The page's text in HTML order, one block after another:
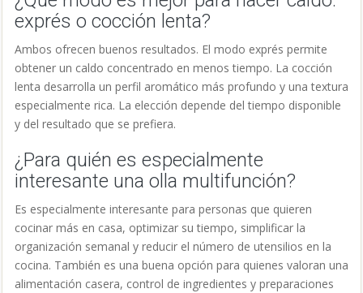
exprés o cocción lenta?
Ambos ofrecen buenos resultados. El modo exprés permite
obtener un caldo concentrado en menos tiempo. La cocción
lenta desarrolla un perfil aromático más profundo y una textura
especialmente rica. La elección depende del tiempo disponible
y del resultado que se prefiera.
¿Para quién es especialmente
interesante una olla multifunción?
Es especialmente interesante para personas que quieren
cocinar más en casa, optimizar su tiempo, simplificar la
organización semanal y reducir el número de utensilios en la
cocina. También es una buena opción para quienes valoran una
alimentación casera, control de ingredientes y preparaciones